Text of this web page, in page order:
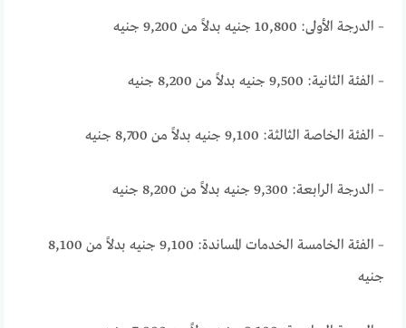
– الدرجة الأولى: 10,800 جنيه بدلاً من 9,200 جنيه
– الفئة الثانية: 9,500 جنيه بدلاً من 8,200 جنيه
– الفئة الخاصة الثالثة: 9,100 جنيه بدلاً من 8,700 جنيه
– الدرجة الرابعة: 9,300 جنيه بدلاً من 8,200 جنيه
– الفئة الخامسة الخدمات المساندة: 9,100 جنيه بدلاً من 8,100
جنيه